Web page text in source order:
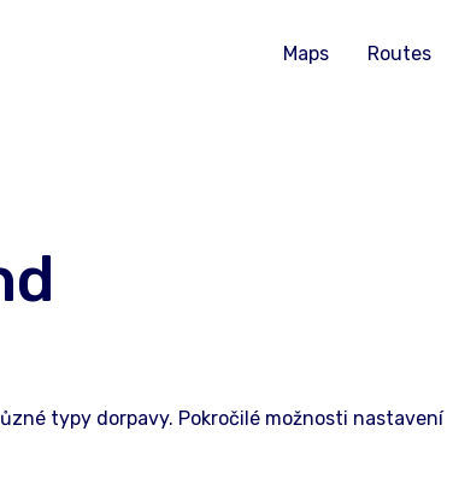
Maps
Routes
typy dorpavy. Pokročilé možnosti nastavení